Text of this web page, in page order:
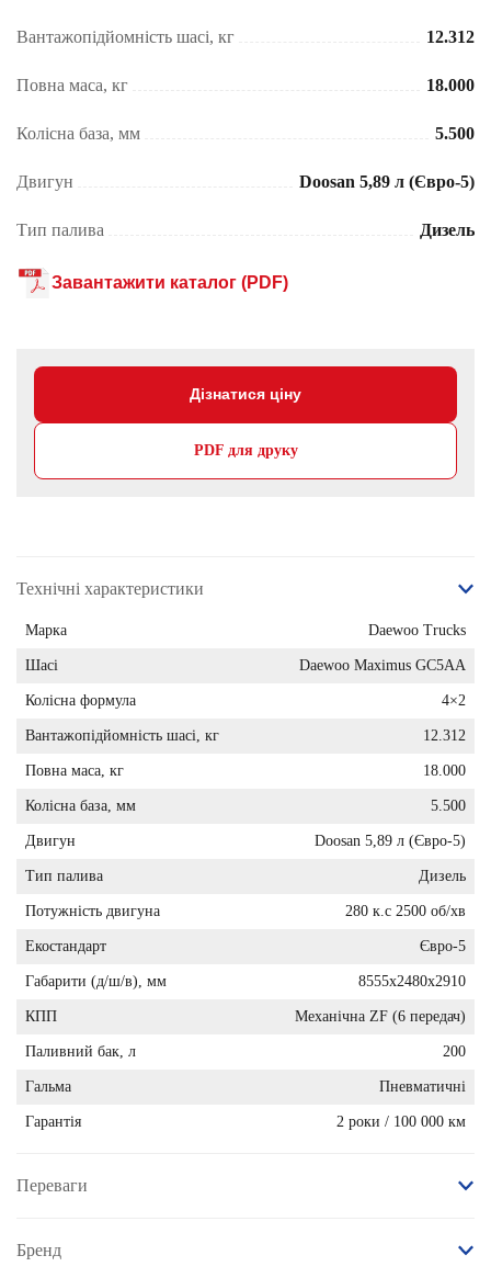
Вантажопідйомність шасі, кг 12.312
Повна маса, кг 18.000
Колісна база, мм 5.500
Двигун Doosan 5,89 л (Євро-5)
Тип палива Дизель
Завантажити каталог (PDF)
Дізнатися ціну
PDF для друку
Технічні характеристики
Марка Daewoo Trucks
Шасі Daewoo Maximus GC5AA
Колісна формула 4×2
Вантажопідйомність шасі, кг 12.312
Повна маса, кг 18.000
Колісна база, мм 5.500
Двигун Doosan 5,89 л (Євро-5)
Тип палива Дизель
Потужність двигуна 280 к.с 2500 об/хв
Екостандарт Євро-5
Габарити (д/ш/в), мм 8555х2480х2910
КПП Механічна ZF (6 передач)
Паливний бак, л 200
Гальма Пневматичні
Гарантія 2 роки / 100 000 км
Переваги
Бренд